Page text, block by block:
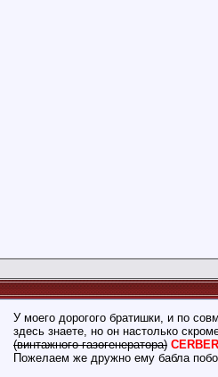
У моего дорогого братишки, и по
здесь знаете, но он настолько
(винтажного газогенератора)
Пожелаем же дружно ему бабла